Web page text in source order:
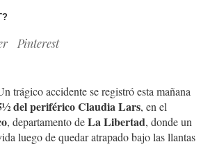
Pinterest
trágico accidente se registró esta mañana
del periférico Claudia Lars, en el
, departamento deLa Libertad, donde un
luego de quedar atrapado bajo las llantas